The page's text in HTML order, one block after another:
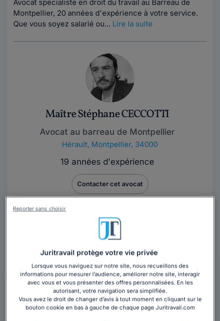
Avocat spécialiste en droit du travail au Barreau de
Montpellier, 20 années d'expérience à votre service.
Que vous soyez salarié ou... Lire la suite
Maître Stéphane CECCOTTI
Avocat au barreau de Montpellier
Hérault, Montpellier, 34000
19 années d'expérience
Contacter cet avocat
Maître Stéphane CECCOTTI est avocat au barreau de
Montpellier depuis 2007 et avocat associé au sein du
cabinet ABBAL CECCOTTI. Il intervient...
Vous souhaitez rencontrer un avocat en
cabinet dans la région Occitanie ?
Obtenez 3 devis d'avocats près de chez vous
sous 48 heures.
Juritravail protège votre vie privée
Lorsque vous naviguez sur notre site, nous recueillons des
informations pour mesurer l’audience, améliorer notre site, interagir
avec vous et vous présenter des offres personnalisées. En les
autorisant, votre navigation sera simplifiée.
Vous avez le droit de changer d’avis à tout moment en cliquant sur le
bouton cookie en bas à gauche de chaque page Juritravail.com
Reporter sans choisir